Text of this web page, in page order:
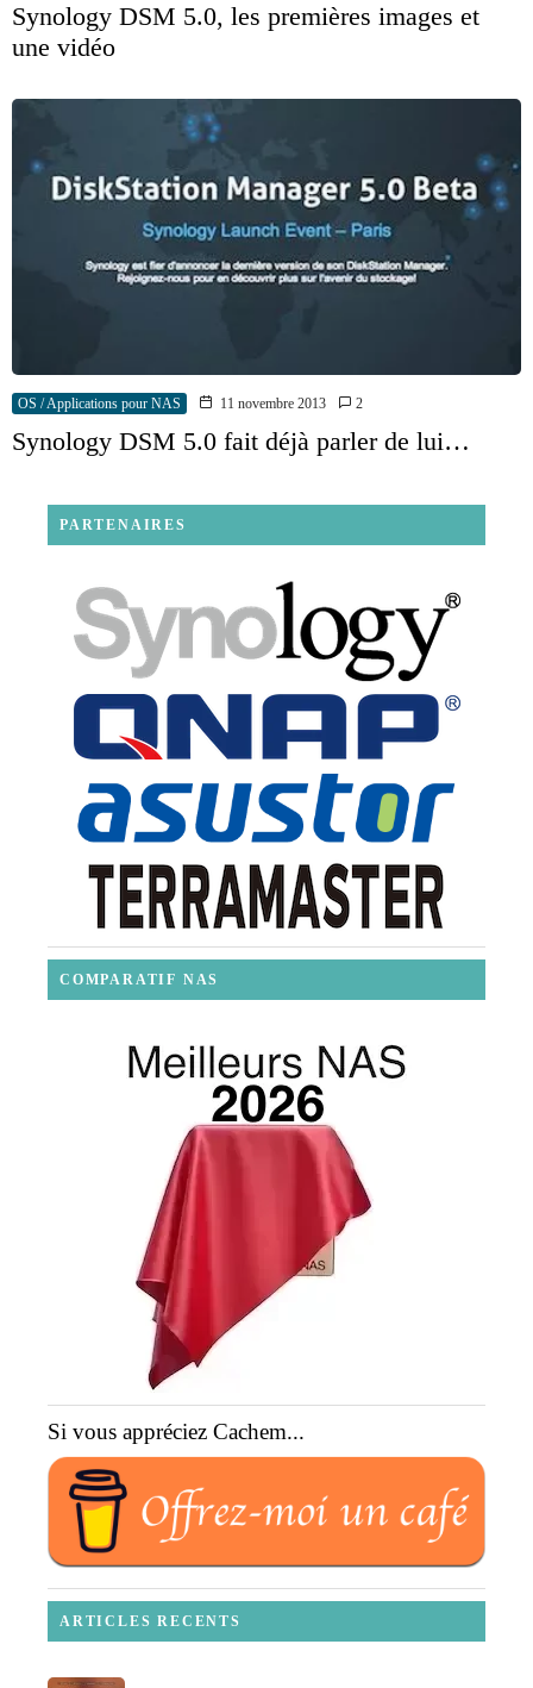
Synology DSM 5.0, les premières images et
une vidéo
OS / Applications pour NAS 11 novembre 2013 2
Synology DSM 5.0 fait déjà parler de lui…
PARTENAIRES
COMPARATIF NAS
Si vous appréciez Cachem...
ARTICLES RECENTS